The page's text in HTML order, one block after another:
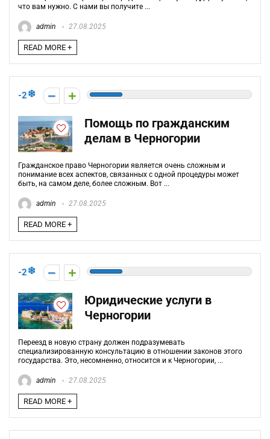
что вам нужно. С нами вы получите ...
admin 27.08.2025
READ MORE +
-2
Помощь по гражданским
делам в Черногории
Гражданское право Черногории является очень сложным и
понимание всех аспектов, связанных с одной процедуры может
быть, на самом деле, более сложным. Вот ...
admin 27.08.2025
READ MORE +
-2
Юридические услуги в
Черногории
Переезд в новую страну должен подразумевать
специализированную консультацию в отношении законов этого
государства. Это, несомненно, относится и к Черногории, ...
admin 27.08.2025
READ MORE +